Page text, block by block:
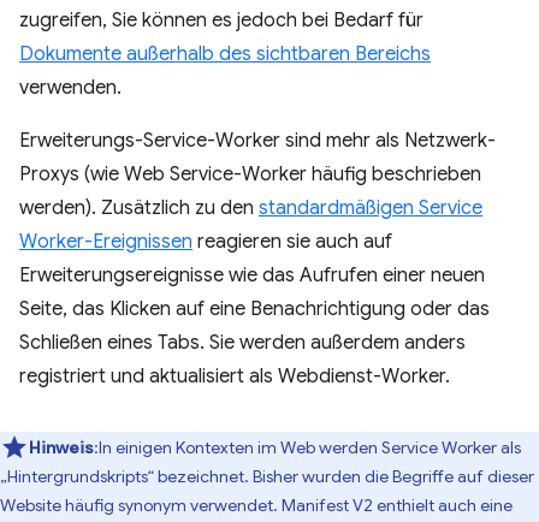
zugreifen, Sie können es jedoch bei Bedarf für
Dokumente außerhalb des sichtbaren Bereichs
verwenden.
Erweiterungs-Service-Worker sind mehr als Netzwerk-
Proxys (wie Web Service-Worker häufig beschrieben
werden). Zusätzlich zu den standardmäßigen Service
Worker-Ereignissen reagieren sie auch auf
Erweiterungsereignisse wie das Aufrufen einer neuen
Seite, das Klicken auf eine Benachrichtigung oder das
Schließen eines Tabs. Sie werden außerdem anders
registriert und aktualisiert als Webdienst-Worker.
Hinweis:In einigen Kontexten im Web werden Service Worker als
„Hintergrundskripts“ bezeichnet. Bisher wurden die Begriffe auf dieser
Website häufig synonym verwendet. Manifest V2 enthielt auch eine